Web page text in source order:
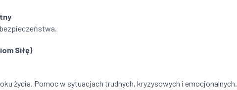
Siłę)
życia. Pomoc w sytuacjach trudnych, kryzysowych i emocjonalnych.